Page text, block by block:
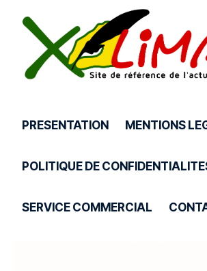
PRESENTATION MENTIONS
POLITIQUE DE
SERVICE COMMERCIAL